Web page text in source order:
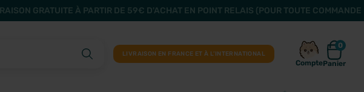
GRATUITE À PARTIR DE 59€ D'ACHAT EN POINT RELAIS (POUR TOUTE
LIVRAISON EN FRANCE ET À L’INTERNATIONAL
Compte
0
Panier